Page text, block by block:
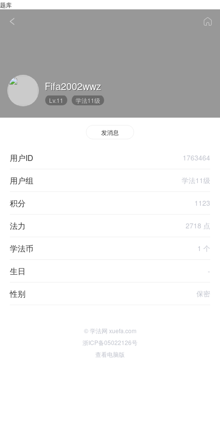
题库
Fifa2002wwz
Lv.11 学法11级
发消息
用户ID 1763464
用户组 学法11级
积分 1123
法力 2718 点
学法币 1 个
生日 -
性别 保密
© 学法网 xuefa.com
浙ICP备05022126号
查看电脑版